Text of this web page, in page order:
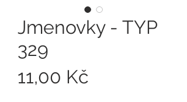
Jmenovky - TYP
329
11,00 Kč